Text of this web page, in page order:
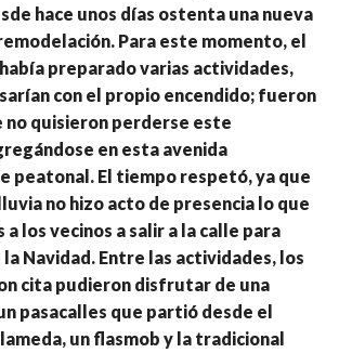
hace unos días ostenta una nueva
Para este momento, el
preparado varias actividades,
con el propio encendido; fueron
no quisieron perderse este
en esta avenida
peatonal. El tiempo respetó, ya que
no hizo acto de presencia lo que
a los vecinos a salir a la calle para
Navidad. Entre las actividades, los
cita pudieron disfrutar de una
pasacalles que partió desde el
un flasmob y la tradicional